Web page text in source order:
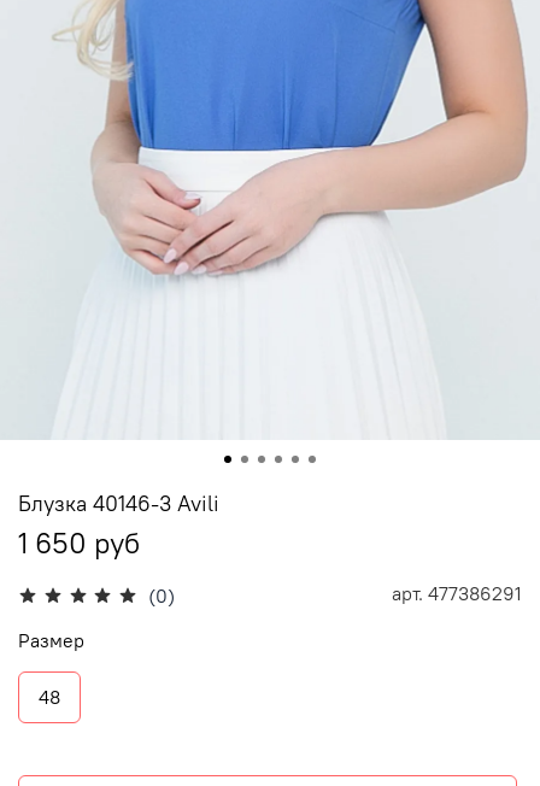
(0) арт. 477386291
Блузка 40146-3 Avili
1 650 руб
Размер
48